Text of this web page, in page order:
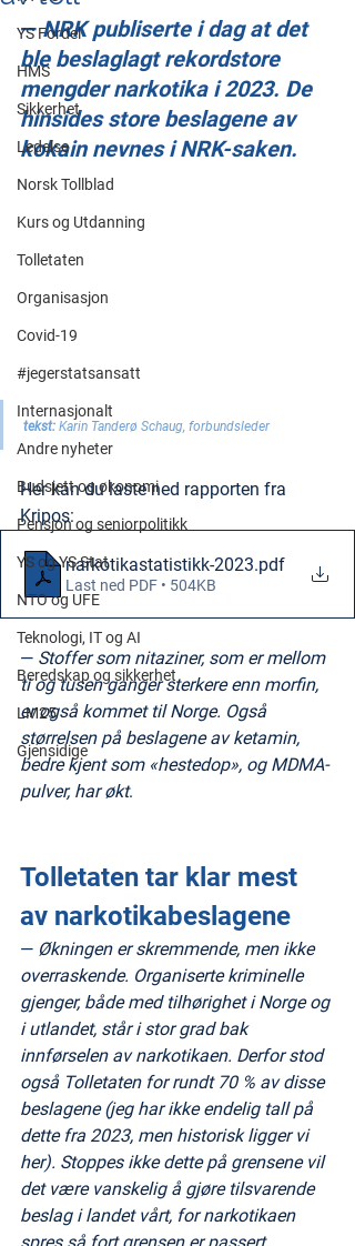
YS Fordel
HMS
Sikkerhet
Ledelse
Norsk Tollblad
Kurs og Utdanning
Tolletaten
Organisasjon
Covid-19
#jegerstatsansatt
Internasjonalt
Andre nyheter
Budsjett og økonomi
Pensjon og seniorpolitikk
YS og YS Stat
NTO og UFE
Teknologi, IT og AI
Beredskap og sikkerhet
LM25
Gjensidige
— NRK publiserte i dag at det
ble beslaglagt rekordstore
mengder narkotika i 2023. De
hinsides store beslagene av
kokain nevnes i NRK-saken.
tekst: Karin Tanderø Schaug, forbundsleder
Her kan du laste ned rapporten fra
Kripos:
narkotikastatistikk-2023.pdf
Last ned PDF • 504KB
— Stoffer som nitaziner, som er mellom
ti og tusen ganger sterkere enn morfin,
er også kommet til Norge. Også
størrelsen på beslagene av ketamin,
bedre kjent som «hestedop», og MDMA-
pulver, har økt.
Tolletaten tar klar mest
av narkotikabeslagene
— Økningen er skremmende, men ikke
overraskende. Organiserte kriminelle
gjenger, både med tilhørighet i Norge og
i utlandet, står i stor grad bak
innførselen av narkotikaen. Derfor stod
også Tolletaten for rundt 70 % av disse
beslagene (jeg har ikke endelig tall på
dette fra 2023, men historisk ligger vi
her). Stoppes ikke dette på grensene vil
det være vanskelig å gjøre tilsvarende
beslag i landet vårt, for narkotikaen